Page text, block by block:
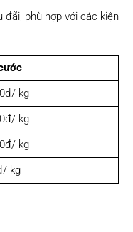
phù hợp với các kiện
kg
kg
kg
kg